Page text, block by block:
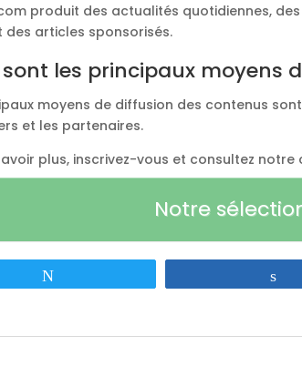
produit des actualités quotidiennes,
des articles sponsorisés.
sont les principaux moyens
moyens de diffusion des contenus
et les partenaires.
plus, inscrivez-vous et consultez
Notre